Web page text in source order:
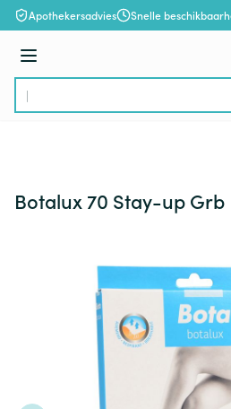
Ga naar de inhoud
Apothekersadvies Snelle
Menu
Product, merk, categorie...
Botalux 70 Stay-up Grb